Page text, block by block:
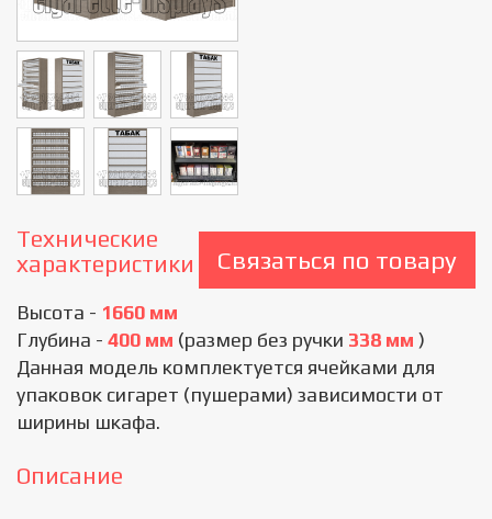
Связаться по товару
Технические
характеристики
Высота - 1660 мм
Глубина - 400 мм (размер без ручки 338 мм )
Данная модель комплектуется ячейками для
упаковок сигарет (пушерами) зависимости от
ширины шкафа.
Описание